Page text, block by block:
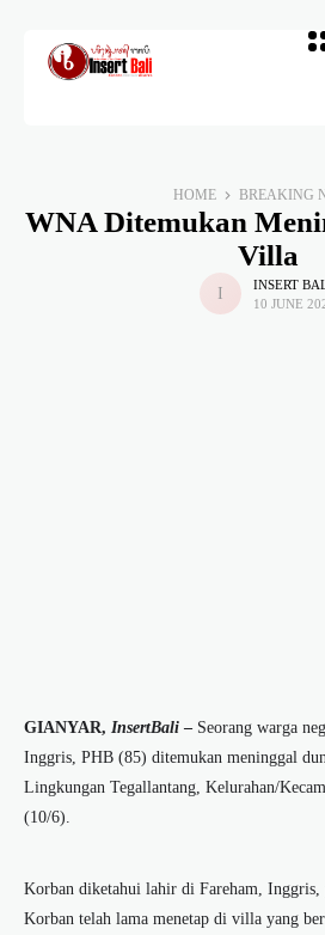
HOME BREAKING
WNA Ditemukan
Villa
INSERT
10 JUNE
GIANYAR, InsertBali – Seorang warga
Inggris, PHB (85) ditemukan meninggal
Lingkungan Tegallantang, Kelurahan/
(10/6).
Korban diketahui lahir di Fareham, Inggris,
Korban telah lama menetap di villa yang